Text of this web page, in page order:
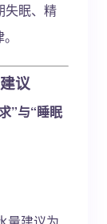
失眠、精
议
”与“睡眠